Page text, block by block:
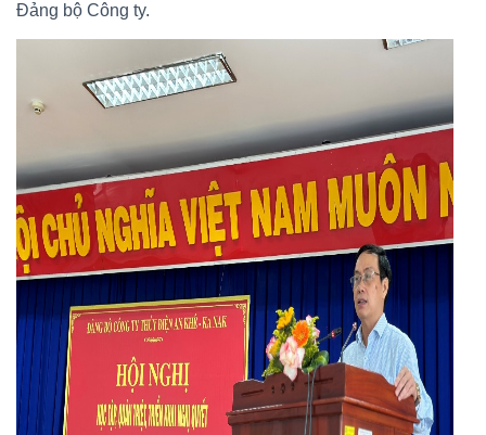
Đảng bộ Công ty.